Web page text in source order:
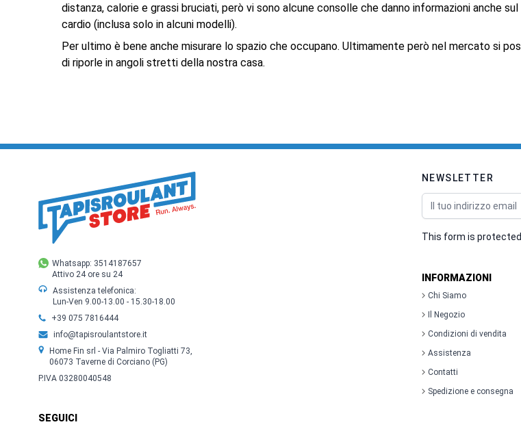
distanza, calorie e grassi bruciati, però vi sono alcune consolle che danno informazioni anche
cardio (inclusa solo in alcuni modelli).
Per ultimo è bene anche misurare lo spazio che occupano. Ultimamente però nel mercato si
di riporle in angoli stretti della nostra casa.
Whatsapp: 3514187657
Attivo 24 ore su 24
Assistenza telefonica:
Lun-Ven 9.00-13.00 - 15.30-18.00
+39 075 7816444
info@tapisroulantstore.it
Home Fin srl - Via Palmiro Togliatti 73,
06073 Taverne di Corciano (PG)
P.IVA 03280040548
SEGUICI
NEWSLETTER
Indirizzo email
This form is protected
INFORMAZIONI
Chi Siamo
Il Negozio
Condizioni di vendita
Assistenza
Contatti
Spedizione e consegna